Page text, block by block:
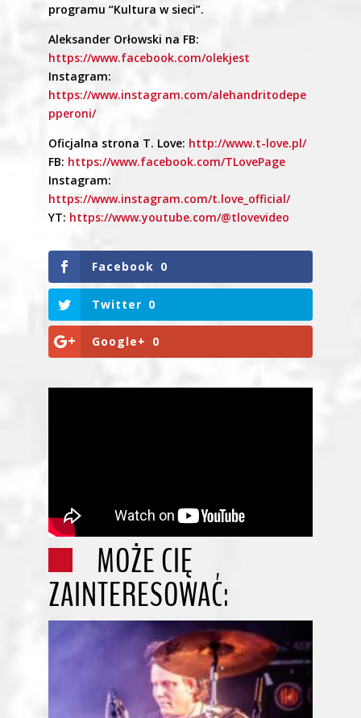
programu “Kultura w sieci”.
Aleksander Orłowski na FB:
https://www.facebook.com/olekjest
Instagram:
https://www.instagram.com/alehandritodepe
pperoni/
Oficjalna strona T. Love: http://www.t-love.pl/
FB: https://www.facebook.com/TLovePage
Instagram:
https://www.instagram.com/t.love_official/
YT: https://www.youtube.com/@tlovevideo
Facebook 0
Twitter 0
Google+ 0
MOŻE CIĘ
ZAINTERESOWAĆ: